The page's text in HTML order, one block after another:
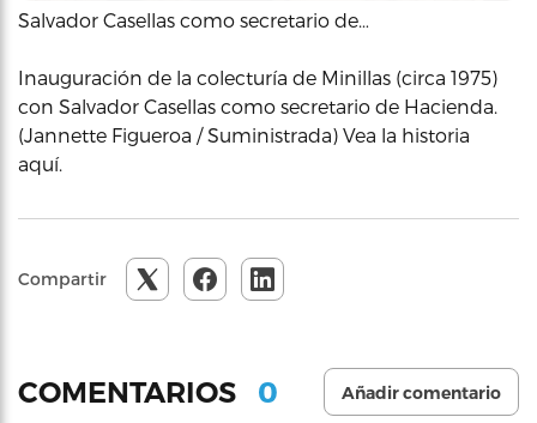
Salvador Casellas como secretario de…
Inauguración de la colecturía de Minillas (circa 1975)
con Salvador Casellas como secretario de Hacienda.
(Jannette Figueroa / Suministrada) Vea la historia
aquí.
Compartir
COMENTARIOS 0 Añadir comentario